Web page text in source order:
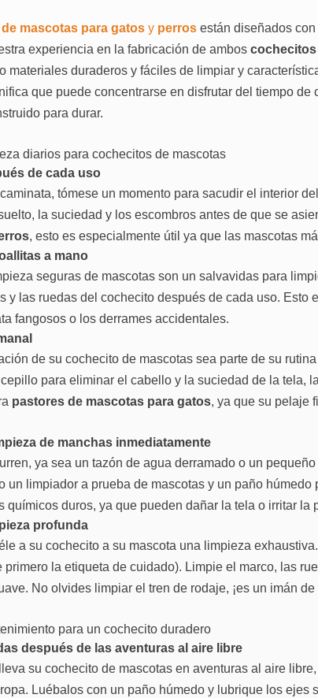
mascotas para gatosy perrosestán diseñados con
experiencia en la fabricación de ambos
materiales duraderos y fáciles de limpiar y
que puede concentrarse en disfrutar del tiempo de
para durar.
diarios para cochecitos de mascotas
de cada uso
tómese un momento para sacudir el interior
la suciedad y los escombros antes de que se
, esto es especialmente útil ya que las mascotas
a mano
seguras de mascotas son un salvavidas para
y las ruedas del cochecito después de cada uso. Esto
fangosos o los derrames accidentales.
de su cochecito de mascotas sea parte de su
para eliminar el cabello y la suciedad de la tela,
pastores de mascotas para gatos, ya que su pelaje
de manchas inmediatamente
ya sea un tazón de agua derramado o un
un limpiador a prueba de mascotas y un paño húmedo
químicos duros, ya que pueden dañar la tela o irritar la
profunda
a su cochecito a su mascota una limpieza
primero la etiqueta de cuidado). Limpie el marco, las
No olvides limpiar el tren de rodaje, ¡es un imán de
para un cochecito duradero
después de las aventuras al aire libre
su cochecito de mascotas en aventuras al aire
Luébalos con un paño húmedo y lubrique los ejes